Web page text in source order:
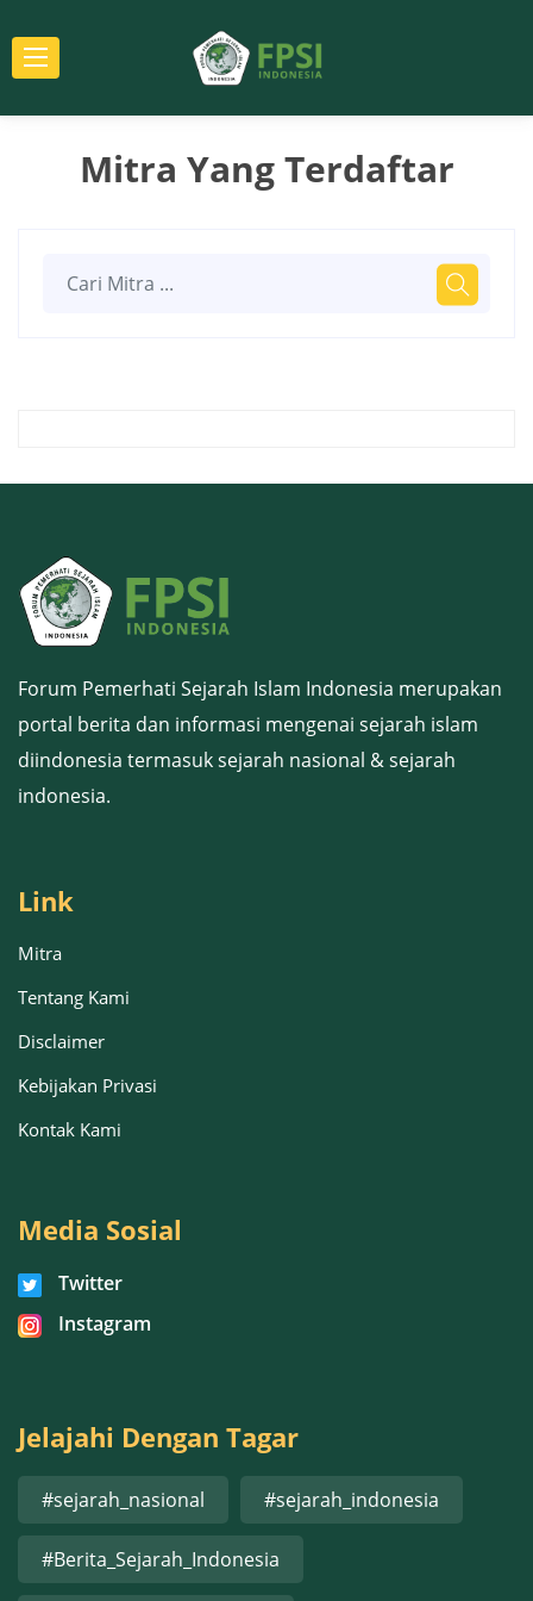
Mitra Yang Terdaftar
Forum Pemerhati Sejarah Islam Indonesia merupakan
portal berita dan informasi mengenai sejarah islam
diindonesia termasuk sejarah nasional & sejarah
indonesia.
Link
Mitra
Tentang Kami
Disclaimer
Kebijakan Privasi
Kontak Kami
Media Sosial
Twitter
Instagram
Jelajahi Dengan Tagar
#sejarah_nasional #sejarah_indonesia
#Berita_Sejarah_Indonesia